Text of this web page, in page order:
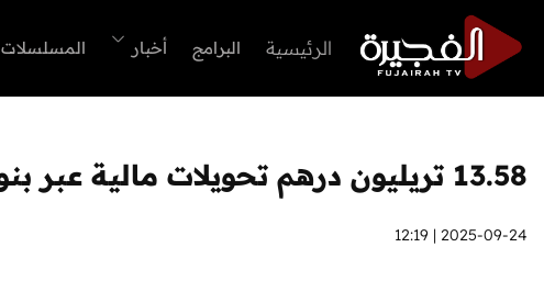
الرئيسية البرامج أخبار المسلسلات
13.58 تريليون درهم تحويلات مالية عبر بنوك الامارات في 7 أشهر
2025-09-24 | 12:19